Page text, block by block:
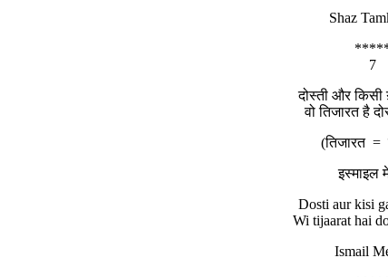
Shaz
7
दोस्ती और
वो तिजारत है
(तिजारत =
इस्माइल
Dosti aur kisi
Wi tijaarat hai
Ismail